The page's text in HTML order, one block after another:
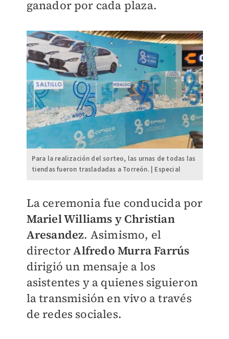
ganador por cada plaza.
Para la realización del sorteo, las urnas de todas las
tiendas fueron trasladadas a Torreón. | Especial
La ceremonia fue conducida por
Mariel Williams y Christian
Aresandez. Asimismo, el
directorAlfredo Murra Farrús
dirigió un mensaje a los
asistentes y a quienes siguieron
la transmisión en vivo a través
de redes sociales.